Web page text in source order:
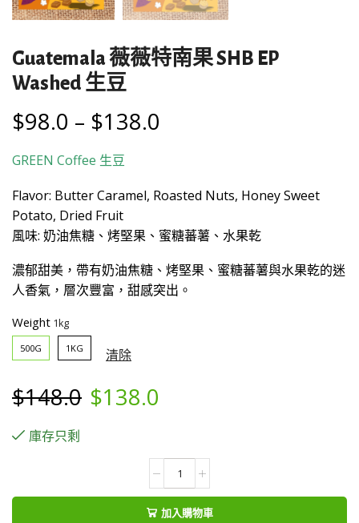
Guatemala 薇薇特南果 SHB EP
Washed 生豆
$98.0 – $138.0
GREEN Coffee 生豆
Flavor: Butter Caramel, Roasted Nuts, Honey Sweet
Potato, Dried Fruit
風味: 奶油焦糖、烤堅果、蜜糖蕃薯、水果乾
濃郁甜美，帶有奶油焦糖、烤堅果、蜜糖蕃薯與水果乾的迷
人香氣，層次豐富，甜感突出。
Weight
500G 1KG 清除
$148.0 Original
$148.0.
$138.0
is:
$138.0.
庫存只剩
Guatemala
薇
薇加入購物車